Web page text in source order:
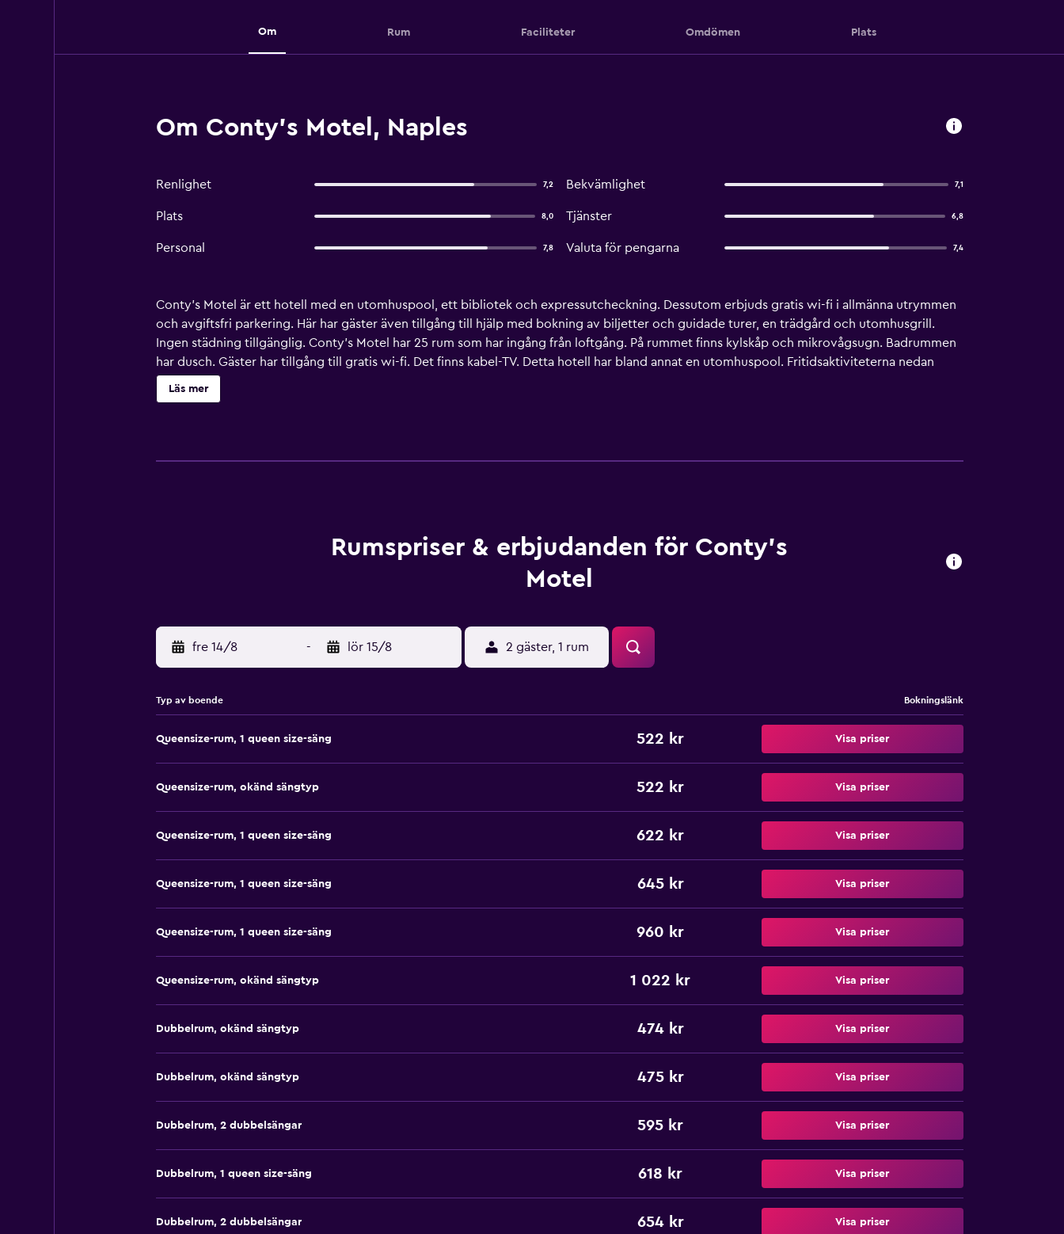
Om Rum Faciliteter Omdömen Plats
Om Conty's Motel, Naples
Renlighet 7,2 Bekvämlighet 7,1
Plats 8,0 Tjänster 6,8
Personal 7,8 Valuta för pengarna 7,4
Conty's Motel är ett hotell med en utomhuspool, ett bibliotek och expressutcheckning. Dessutom erbjuds gratis wi-fi i allmänna utrymmen
och avgiftsfri parkering. Här har gäster även tillgång till hjälp med bokning av biljetter och guidade turer, en trädgård och utomhusgrill.
Ingen städning tillgänglig. Conty's Motel har 25 rum som har ingång från loftgång. På rummet finns kylskåp och mikrovågsugn. Badrummen
har dusch. Gäster har tillgång till gratis wi-fi. Det finns kabel-TV. Detta hotell har bland annat en utomhuspool. Fritidsaktiviteterna nedan
finns antingen tillgängliga på plats eller i närheten. Avgifter kan tillkomma.
Läs mer
Rumspriser & erbjudanden för Conty's
Motel
fre 14/8 - lör 15/8 2 gäster, 1 rum
Typ av boende Bokningslänk
Queensize-rum, 1 queen size-säng 522 kr Visa priser
Queensize-rum, okänd sängtyp 522 kr Visa priser
Queensize-rum, 1 queen size-säng 622 kr Visa priser
Queensize-rum, 1 queen size-säng 645 kr Visa priser
Queensize-rum, 1 queen size-säng 960 kr Visa priser
Queensize-rum, okänd sängtyp 1 022 kr Visa priser
Dubbelrum, okänd sängtyp 474 kr Visa priser
Dubbelrum, okänd sängtyp 475 kr Visa priser
Dubbelrum, 2 dubbelsängar 595 kr Visa priser
Dubbelrum, 1 queen size-säng 618 kr Visa priser
Dubbelrum, 2 dubbelsängar 654 kr Visa priser